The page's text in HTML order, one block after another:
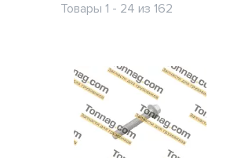
Товары 1 - 24 из 162